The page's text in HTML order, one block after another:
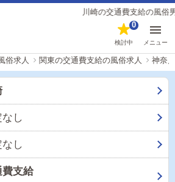
川崎の交通費支給の風俗男性求人【俺の風
検討中
0
メニュー
俗求人 関東の交通費支給の風俗求人 神奈
し
し
費支給